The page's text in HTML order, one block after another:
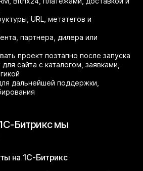
URL, метатегов и
партнера, дилера или
проект поэтапно после запуска
сайта с каталогом, заявками,
дальнейшей поддержки,
Битрикс мы
на 1С-Битрикс